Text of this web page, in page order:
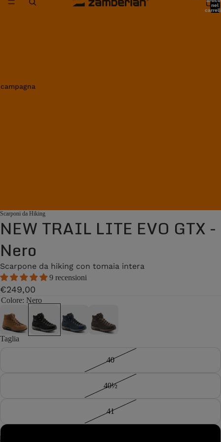
nel
Scarponi da Hiking
NEW TRAIL LITE EVO GTX -
Nero
Scarpone da hiking con tomaia intera
9 recensioni
€249,00
Colore: Nero
Taglia
40
40½
41